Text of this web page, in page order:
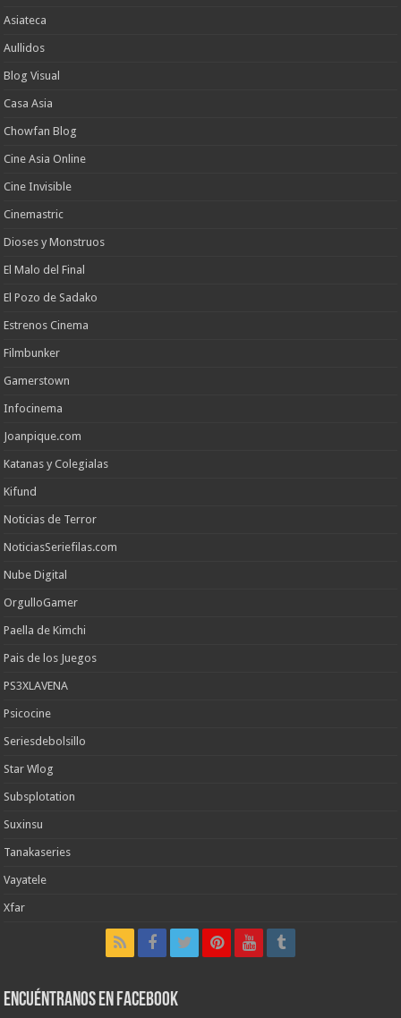
Asiateca
Aullidos
Blog Visual
Casa Asia
Chowfan Blog
Cine Asia Online
Cine Invisible
Cinemastric
Dioses y Monstruos
El Malo del Final
El Pozo de Sadako
Estrenos Cinema
Filmbunker
Gamerstown
Infocinema
Joanpique.com
Katanas y Colegialas
Kifund
Noticias de Terror
NoticiasSeriefilas.com
Nube Digital
OrgulloGamer
Paella de Kimchi
Pais de los Juegos
PS3XLAVENA
Psicocine
Seriesdebolsillo
Star Wlog
Subsplotation
Suxinsu
Tanakaseries
Vayatele
Xfar
Encuéntranos en Facebook